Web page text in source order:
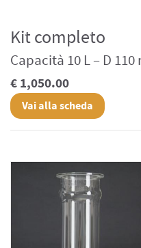
Kit completo
Capacità 10 L – D 110
€ 1,050.00
Vai alla scheda